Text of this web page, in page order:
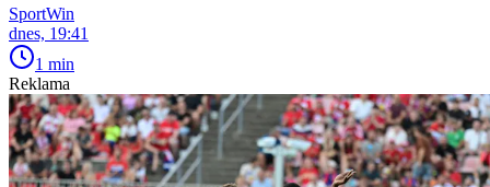
SportWin
dnes, 19:41
1 min
Reklama